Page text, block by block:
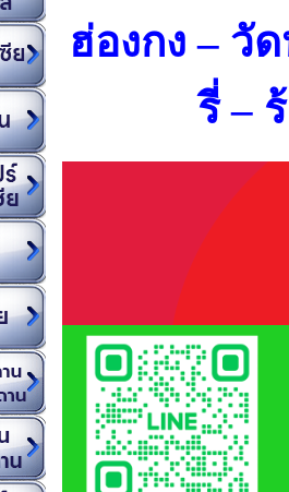
ฮ่องกง – วั
รี่ –